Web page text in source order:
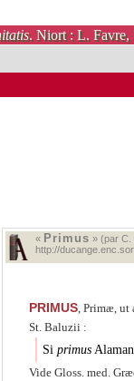
. Niort : L. Favre,
« Primus » (par C.
http://
PRIMUS, Primæ, ut
St. Baluzii :
Si primus
Vide Gloss. med.